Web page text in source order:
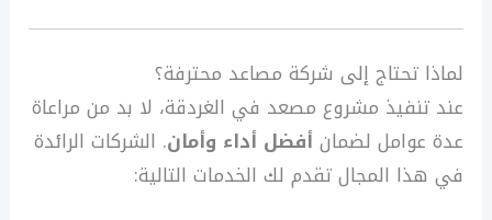
لماذا تحتاج إلى شركة مصاعد محترفة؟
عند تنفيذ مشروع مصعد في الغردقة، لا بد من مراعاة
عدة عوامل لضمان أفضل أداء وأمان. الشركات الرائدة
في هذا المجال تقدم لك الخدمات التالية: